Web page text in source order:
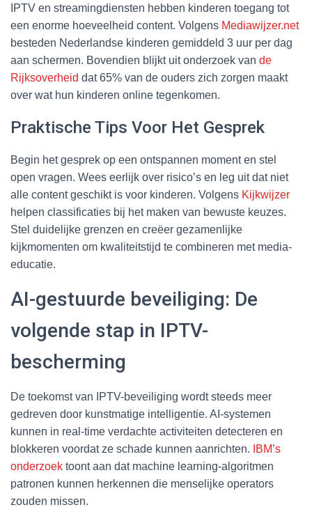
IPTV en streamingdiensten hebben kinderen toegang tot
een enorme hoeveelheid content. Volgens Mediawijzer.net
besteden Nederlandse kinderen gemiddeld 3 uur per dag
aan schermen. Bovendien blijkt uit onderzoek van de
Rijksoverheid dat 65% van de ouders zich zorgen maakt
over wat hun kinderen online tegenkomen.
Praktische Tips Voor Het Gesprek
Begin het gesprek op een ontspannen moment en stel
open vragen. Wees eerlijk over risico’s en leg uit dat niet
alle content geschikt is voor kinderen. Volgens Kijkwijzer
helpen classificaties bij het maken van bewuste keuzes.
Stel duidelijke grenzen en creëer gezamenlijke
kijkmomenten om kwaliteitstijd te combineren met media-
educatie.
AI-gestuurde beveiliging: De
volgende stap in IPTV-
bescherming
De toekomst van IPTV-beveiliging wordt steeds meer
gedreven door kunstmatige intelligentie. AI-systemen
kunnen in real-time verdachte activiteiten detecteren en
blokkeren voordat ze schade kunnen aanrichten.
IBM’s
onderzoek toont aan dat machine learning-algoritmen
patronen kunnen herkennen die menselijke operators
zouden missen.